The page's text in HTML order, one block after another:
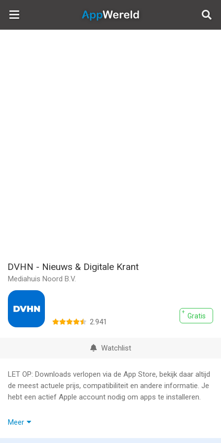
AppWereld
DVHN - Nieuws & Digitale Krant
Mediahuis Noord B.V.
Gratis
2.941
Watchlist
LET OP: Downloads verlopen via de App Store, bekijk daar altijd
de meest actuele prijs, compatibiliteit en andere informatie. Je
hebt een actief Apple account nodig om apps te installeren.
Ontdek de vernieuwde app van Dagblad van het Noorden,
Meer